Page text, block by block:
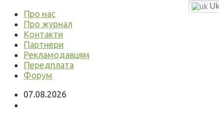
Про нас
Про журнал
Контакти
Партнери
Рекламодавцям
Передплата
Форум
07.08.2026